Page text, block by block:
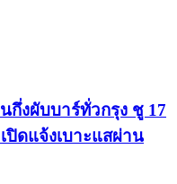
งผับบาร์ทั่วกรุง ชู 17
ปิดแจ้งเบาะแสผ่าน